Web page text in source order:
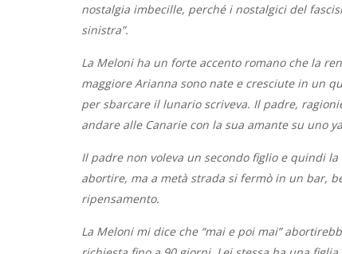
nostalgia imbecille, perché i nostalgici del
sinistra”.
La Meloni ha un forte accento romano che la
maggiore Arianna sono nate e cresciute in un
per sbarcare il lunario scriveva. Il padre,
andare alle Canarie con la sua amante su uno
Il padre non voleva un secondo figlio e quindi
abortire, ma a metà strada si fermò in un bar,
ripensamento.
La Meloni mi dice che “mai e poi mai”